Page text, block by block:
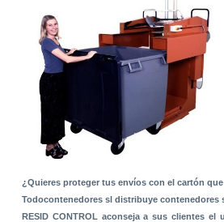
¿Quieres proteger tus envíos con el cartón
Todocontenedores sl distribuye contenedores
RESID CONTROL aconseja a sus clientes el